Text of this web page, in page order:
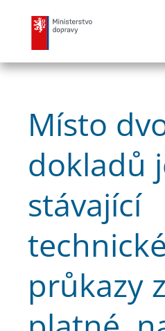
Místo
dokladů
stávající
technické
průkazy